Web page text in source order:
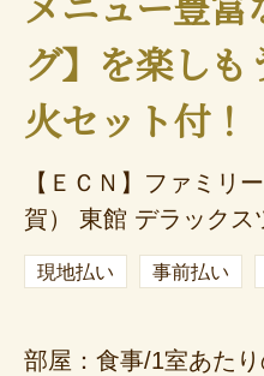
グ】を楽し
火セット付！
【ＥＣＮ】ファミリ
賀） 東館 デラック
現地払い 事前払い
部屋：食事/1室あたり